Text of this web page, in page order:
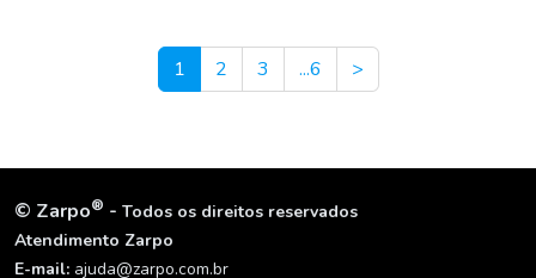
1 2 3 ...6 >Next
© Zarpo® - Todos os direitos reservados
Atendimento Zarpo
E-mail: ajuda@zarpo.com.br